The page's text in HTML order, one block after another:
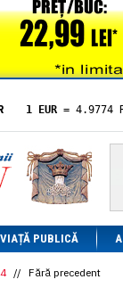
1 EUR = 4.9774
= 5.8304
1 XAU= 464.4611
1 AED= 1.1933
1 AUD= 2.7957
1 BGN= 2.5449
1 CAD= 3.1559
1 CHF= 5.2813
1 CNY= 0.6015
VIAȚĂ PUBLICĂ
// Fără precedent